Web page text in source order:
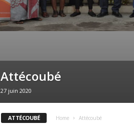
Attécoubé
27 juin 2020
ATTÉCOUBÉ Home Attécoubé